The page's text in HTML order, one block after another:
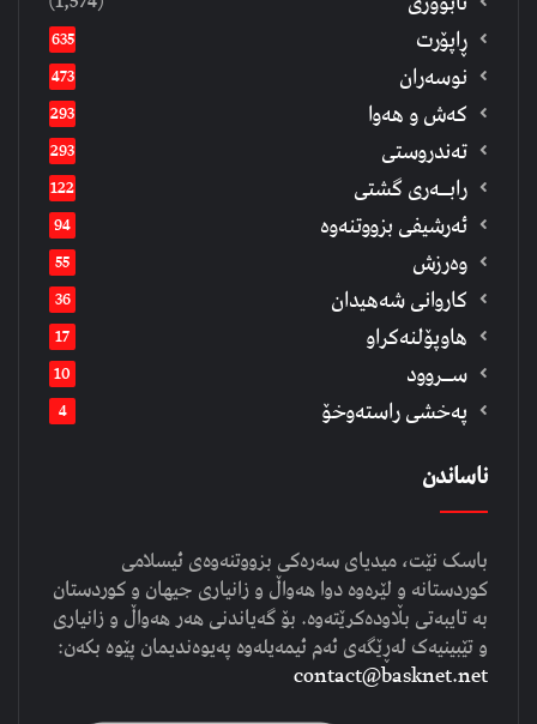
ڕاپۆرت 635
نوسەران 473
كەش و هەوا 293
تەندروستی 293
رابــه‌ری گشتی 122
ئەرشیفى بزووتنەوە 94
وەرزش 55
كاروانی شەهیدان 36
هاوپۆلنەكراو 17
ســروود 10
په‌خشی راسته‌وخۆ 4
ناساندن
باسک نێت، میدیای سەرەکی بزووتنەوەی ئیسلامی
کوردستانە و لێرەوە دوا هەواڵ و زانیاری جیهان و کوردستان
بە تایبەتی بڵاودەکرێتەوە. بۆ گەیاندنی هەر هەواڵ و زانیاری
و تێبینیەک لەڕێگەی ئەم ئیمەیلەوە پەیوەندیمان پێوە بکەن:
contact@basknet.net